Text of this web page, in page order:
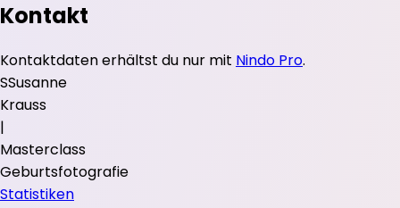
Kontakt
Kontaktdaten erhältst du nur mit Nindo Pro.
SSusanne
Krauss
|
Masterclass
Geburtsfotografie
Statistiken